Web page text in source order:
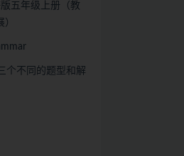
五年级上册（教
个不同的题型和解